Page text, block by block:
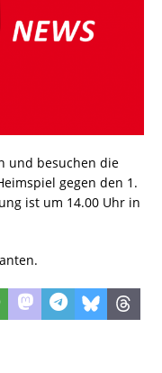
und besuchen die
gegen den 1.
ist um 14.00 Uhr in